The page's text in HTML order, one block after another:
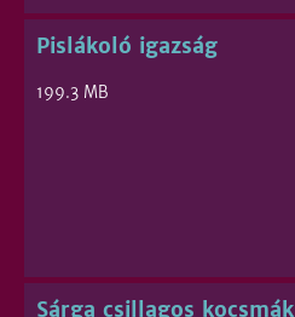
Pislákoló igazság
199.3 MB
Sárga csillagos kocsmák